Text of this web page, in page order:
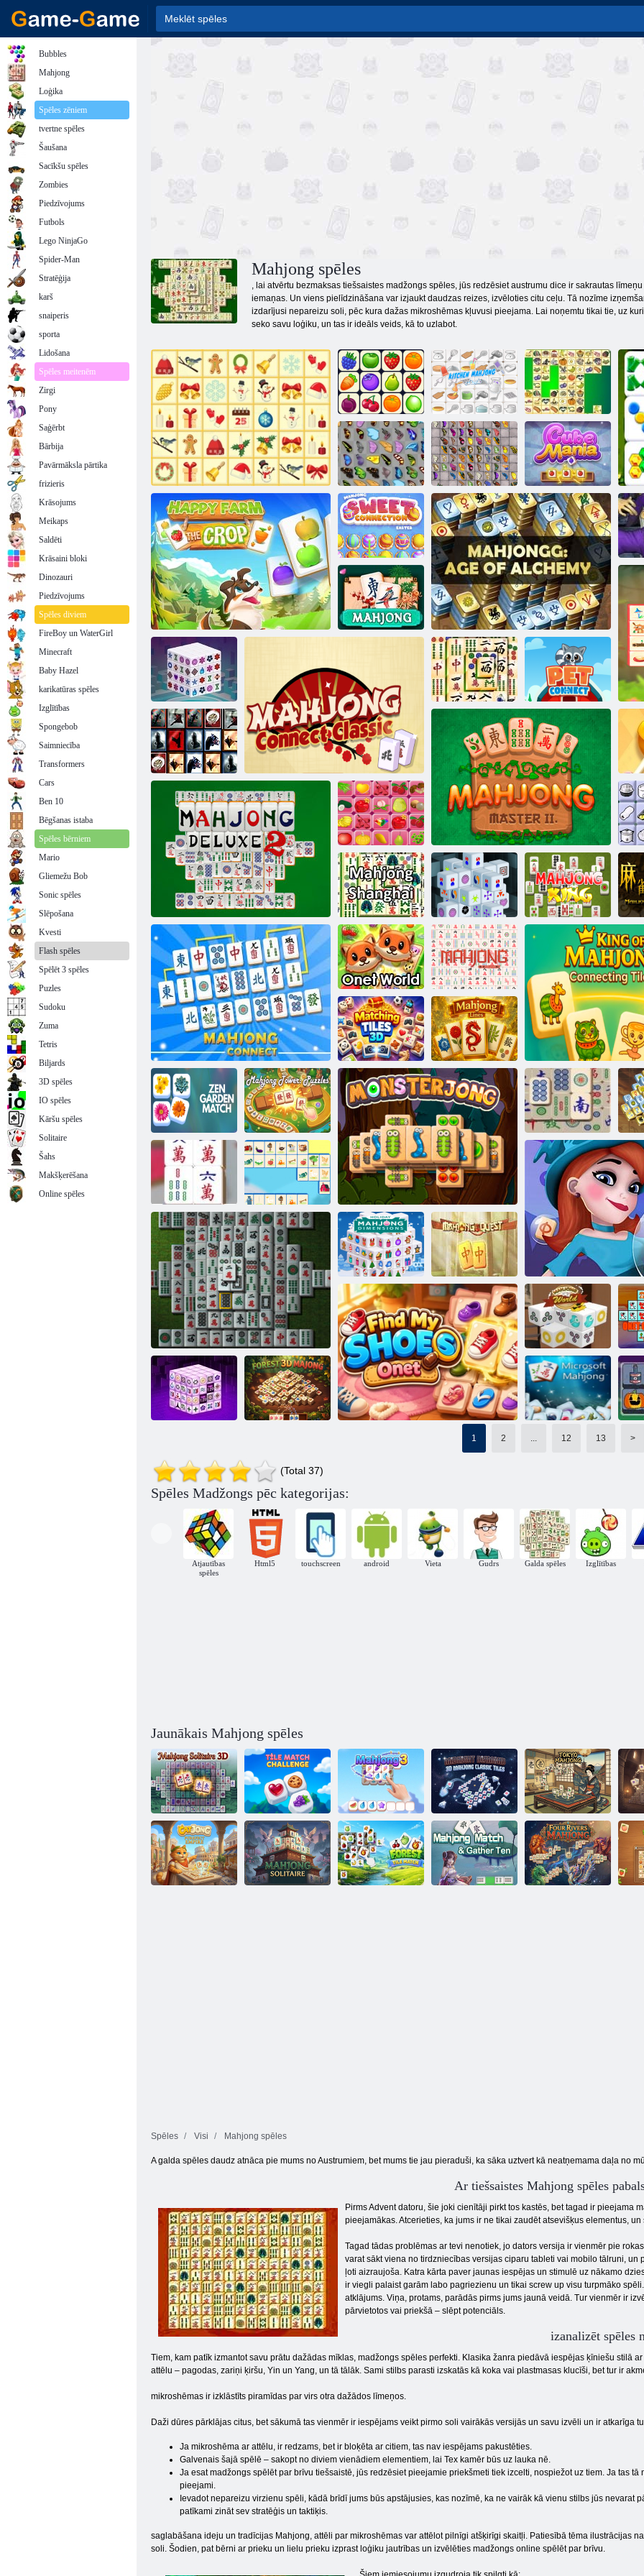
Mahjong spēles
, lai atvērtu bezmaksas tiešsaistes madžongs spēles, jūs redzēsiet austrumu dice ir sakrautas
iemaņas. Un viens pielīdzināšana var izjaukt daudzas reizes, izvēloties citu ceļu. Tā nozīme
izdarījusi nepareizu soli, pēc kura dažas mikroshēmas kļuvusi pieejama. Lai noņemtu tikai tie, uz
seko savu loģiku, un tas ir ideāls veids, kā to uzlabot.
Krisma Mahjong
Onet Connect
Virtuves
mahjong
Kris Mahjong
Tauriņš kyodai
Tauriņš Kyodai
HD
Laimīgā saimniecība Raža
Kuba mānija
Mahjong saldas
Lieldienas
Mahjong alķīmija
Madžongs
Mahjong
Dimensions
Mahjong Connect Classic
Mahjong titāni Pet Connect
Mahjongg meistars 2
Flīzes negaidīti!
Mahjong Deluxe 2
Šuigo
Shanghai
mahjong
Mahjong izmēri
15 minūtes
Mahjong karalis
Mahjong Connect
Onet pasaule
Labākais
klasiskais
madžongs
Mahjonga savienojošo
Atbilstošās 3D
flīzes
Mahjonga līnijas
Zen dārza spēle
Mahjonga
Briesmonis
Senās Mahjong
Mahjong
Sadursmes
Piedzīvojumu
Farm Connect
Mahjongg 3d
Holiday
Mahjong izmēri
Mahjong
meklējumi
Atrodi manas kurpes
Mahjong
pasaule
Mahjong tumšie
izmēri
madžongs
1 2 ... 12 13 >
(Total 37)
Spēles Madžongs pēc kategorijas:
Atjautības
spēles
Html5 touchscreen android Vieta Gudrs Galda spēles Izglītības
Jaunākais Mahjong spēles
Mahjong
Solitaire 3D
Flīžu atbilstības
izaicinājums
Madžongs 3
Midnight
Diamond 3D
Mahjong:
klasiskās flīzes
Tokijas
madžongs
Spēles Visi Mahjong spēles
A galda spēles daudz atnāca pie mums no Austrumiem, bet mums tie jau pieraduši, ka sāka uztvert kā neatņemama daļa no
Ar tiešsaistes Mahjong spēles
Pirms Advent datoru, šie joki cienītāji pirkt tos kastēs, bet tagad ir
pieejamākas. Atcerieties, ka jums ir ne tikai zaudēt atsevišķus elementus,
Tagad tādas problēmas ar tevi nenotiek, jo dators versija ir vienmēr pie
varat sākt viena no tirdzniecības versijas ciparu tableti vai mobilo tālruni,
ļoti aizraujoša. Katra kārta paver jaunas iespējas un stimulē uz nākamo
ir viegli palaist garām labo pagriezienu un tikai screw up visu turpmāko
atklājums. Viņa, protams, parādās pirms jums jaunā veidā. Tur vienmēr ir
pārvietotos vai priekšā – slēpt potenciāls.
izanalizēt spēles
Tiem, kam patīk izmantot savu prātu dažādas mīklas, madžongs spēles perfekti. Klasika žanra piedāvā iespējas ķīniešu stilā
attēlu – pagodas, zariņi ķiršu, Yin un Yang, un tā tālāk. Sami stilbs parasti izskatās kā koka vai plastmasas klucīši, bet tur ir
mikroshēmas ir izklāstīts piramīdas par virs otra dažādos līmeņos.
Daži dūres pārklājas citus, bet sākumā tas vienmēr ir iespējams veikt pirmo soli vairākās versijās un savu izvēli un ir atkarīga
Ja mikroshēma ar attēlu, ir redzams, bet ir bloķēta ar citiem, tas nav iespējams pakustēties.
Galvenais šajā spēlē – sakopt no diviem vienādiem elementiem, lai Tex kamēr būs uz lauka nē.
Ja esat madžongs spēlēt par brīvu tiešsaistē, jūs redzēsiet pieejamie priekšmeti tiek izcelti, nospiežot uz tiem. Ja tas tā
pieejami.
Ievadot nepareizu virzienu spēli, kādā brīdī jums būs apstājusies, kas nozīmē, ka ne vairāk kā vienu stilbs jūs nevarat
patīkami zināt sev stratēģis un taktiķis.
saglabāšana ideju un tradīcijas Mahjong, attēli par mikroshēmas var attēlot pilnīgi atšķirīgi skaitļi. Patiesībā tēma ilustrācijas
soli. Šodien, pat bērni ar prieku un lielu prieku izprast loģiku jautrības un izvēlēties madžongs online spēlēt par brīvu.
Bubbles
Mahjong
Loģika
Spēles zēniem
tvertne spēles
Šaušana
Sacīkšu spēles
Zombies
Piedzīvojums
Futbols
Lego NinjaGo
Spider-Man
Stratēģija
karš
snaiperis
sporta
Lidošana
Spēles meitenēm
Zirgi
Pony
Saģērbt
Bārbija
Pavārmāksla pārtika
frizieris
Krāsojums
Meikaps
Saldēti
Krāsaini bloki
Dinozauri
Piedzīvojums
Spēles diviem
FireBoy un WaterGirl
Minecraft
Baby Hazel
karikatūras spēles
Izglītības
Spongebob
Saimniecība
Transformers
Cars
Ben 10
Bēgšanas istaba
Spēles bērniem
Mario
Gliemežu Bob
Sonic spēles
Slēpošana
Kvesti
Flash spēles
Spēlēt 3 spēles
Puzles
Sudoku
Zuma
Tetris
Biljards
3D spēles
IO spēles
Kāršu spēles
Solitaire
Šahs
Makšķerēšana
Online spēles